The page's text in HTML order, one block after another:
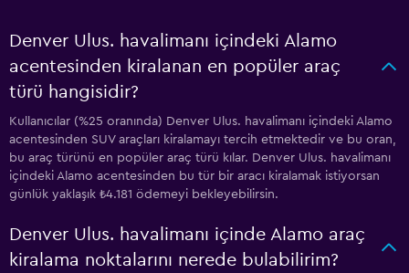
Denver Ulus. havalimanı içindeki Alamo
acentesinden kiralanan en popüler araç
türü hangisidir?
Kullanıcılar (%25 oranında) Denver Ulus. havalimanı içindeki Alamo
acentesinden SUV araçları kiralamayı tercih etmektedir ve bu oran,
bu araç türünü en popüler araç türü kılar. Denver Ulus. havalimanı
içindeki Alamo acentesinden bu tür bir aracı kiralamak istiyorsan
günlük yaklaşık ₺4.181 ödemeyi bekleyebilirsin.
Denver Ulus. havalimanı içinde Alamo araç
kiralama noktalarını nerede bulabilirim?